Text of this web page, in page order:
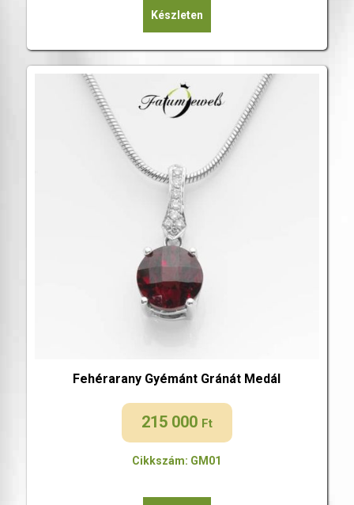
Készleten
Fehérarany Gyémánt Gránát Medál
215 000 Ft
Cikkszám: GM01